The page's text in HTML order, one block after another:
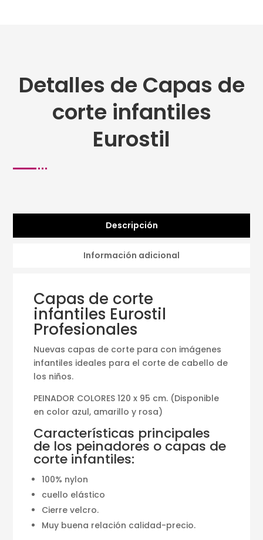
Detalles de Capas de
corte infantiles
Eurostil
Descripción
Información adicional
Capas de corte
infantiles Eurostil
Profesionales
Nuevas capas de corte para con imágenes
infantiles ideales para el corte de cabello de
los niños.
PEINADOR COLORES 120 x 95 cm. (Disponible
en color azul, amarillo y rosa)
Características principales
de los peinadores o capas de
corte infantiles:
100% nylon
cuello elástico
Cierre velcro.
Muy buena relación calidad-precio.